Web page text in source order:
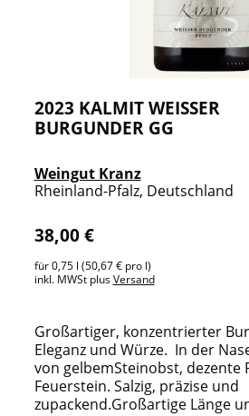
2023 KALMIT WEISSER B
URGUNDER GG
Weingut Kranz
Rheinland-Pfalz, Deutschland
38,00 €
für 0,75 l (50,67 € pro l)
inkl. MWSt plusVersand
Großartiger, konzentrierter
Eleganz und Würze. In der
von gelbemSteinobst, dezente
Feuerstein. Salzig, präzise und
zupackend.Großartige Länge